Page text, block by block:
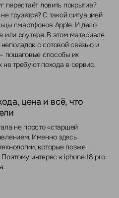
перестаёт ловить покрытие?
грузятся? С такой ситуацией
смартфонов Apple. И дело
или роутере. В этом материале
с сотовой связью и
пошаговые способы их
требуют похода в сервис.
цена и всё, что
не просто «старшей
Именно здесь
которые позже
интерес к iphone 18 pro